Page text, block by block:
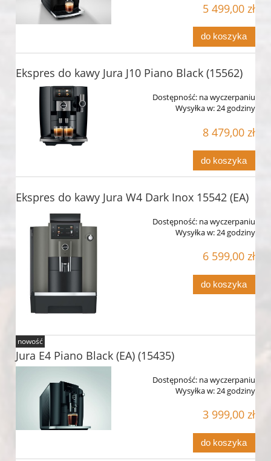
5 499,00 zł
do koszyka
Ekspres do kawy Jura J10 Piano Black (15562)
Dostępność: na wyczerpaniu
Wysyłka w:24 godziny
8 479,00 zł
do koszyka
Ekspres do kawy Jura W4 Dark Inox 15542 (EA)
Dostępność: na wyczerpaniu
Wysyłka w: 24 godziny
6 599,00 zł
do koszyka
Jura E4 Piano Black (EA) (15435)
Dostępność: na wyczerpaniu
Wysyłka w: 24 godziny
3 999,00 zł
do koszyka
nowość